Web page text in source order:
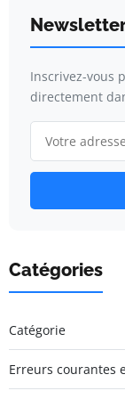
Inscrivez-vous
directement
Catégories
Catégorie
Erreurs courantes